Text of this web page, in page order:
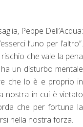
Peppe Dell’Acqua:
l’uno per l’altro”.
che vale la pena
un disturbo mentale
che lo è e proprio in
nostra in cui è vietato
che per fortuna la
nella nostra forza.